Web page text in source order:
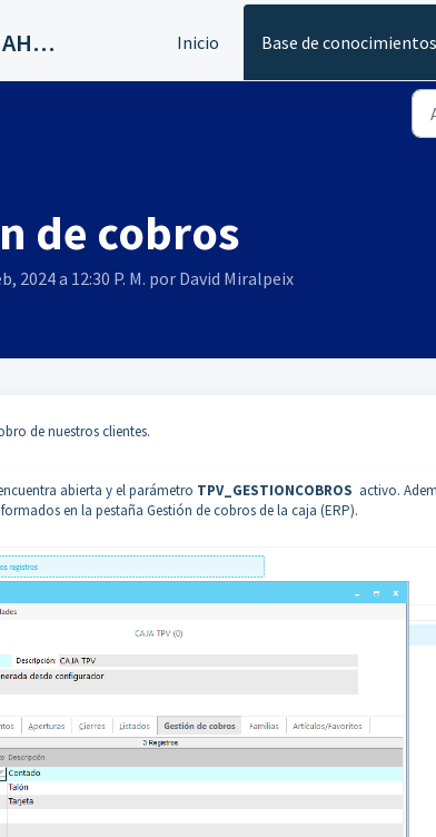
Servicios al canal de distribución de AHORA Inicio Base de conocimientos
de cobros
2024 a 12:30 P. M. por David Miralpeix
de nuestros clientes.
abierta y el parámetro TPV_GESTIONCOBROS activo.
en la pestaña Gestión de cobros de la caja (ERP).